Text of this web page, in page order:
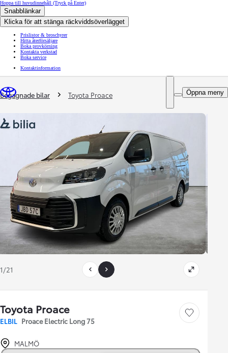
Hoppa till huvudinnehåll (Tryck på Enter)
Snabblänkar
Klicka för att stänga räckviddsöverlägget
Prislistor & broschyrer
Hitta återförsäljare
Boka provkörning
Kontakta verkstad
Boka service
Kontaktinformation
Öppna meny
You are here
Begagnade bilar Toyota Proace
1/21
Toyota Proace
ELBIL Proace Electric Long 75
Save car
MALMÖ